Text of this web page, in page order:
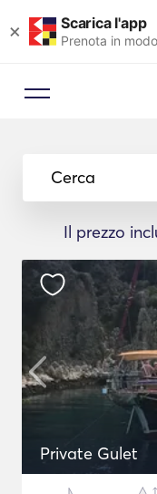
× Scarica l'app
Prenota in
Cerca
Il prezzo
Private Gulet